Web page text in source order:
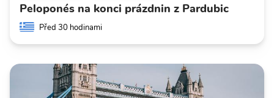
Peloponés na konci prázdnin z Pardubic
Před 30 hodinami